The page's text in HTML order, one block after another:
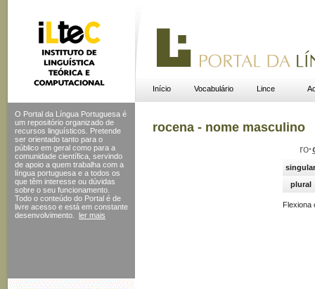
Início Vocabulário Lince
O Portal da Língua Portuguesa é
um repositório organizado de
recursos linguísticos. Pretende
ser orientado tanto para o
público em geral como para a
comunidade científica, servindo
de apoio a quem trabalha com a
língua portuguesa e a todos os
que têm interesse ou dúvidas
sobre o seu funcionamento.
Todo o conteúdo do Portal é de
livre acesso e está em constante
desenvolvimento.
ler mais
rocena - nome masculino
ro·
singular
plural
Flexiona